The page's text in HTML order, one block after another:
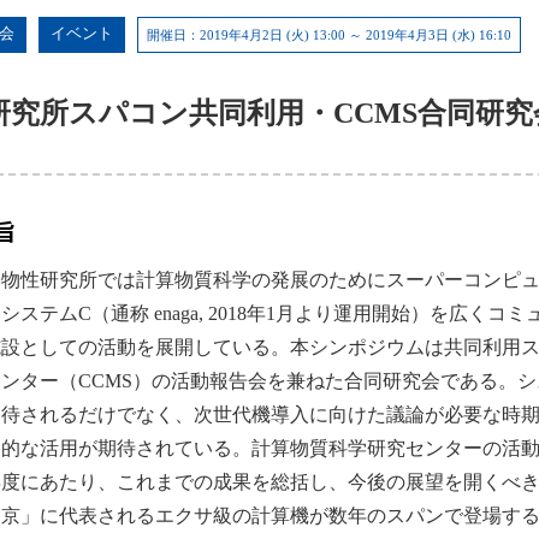
イベント 開催日：2019年4月2日 (火) 13:00 ～ 2019年4月3日 (水) 16:10
究所スパコン共同利用・CCMS合同研
性研究所では計算物質科学の発展のためにスーパーコンピ
ステムC（通称 enaga, 2018年1月より運用開始）を広くコ
としての活動を展開している。本シンポジウムは共同利用
ター（CCMS）の活動報告会を兼ねた合同研究会である。
されるだけでなく、次世代機導入に向けた議論が必要な時
な活用が期待されている。計算物質科学研究センターの活
にあたり、これまでの成果を総括し、今後の展望を開くべ
」に代表されるエクサ級の計算機が数年のスパンで登場す